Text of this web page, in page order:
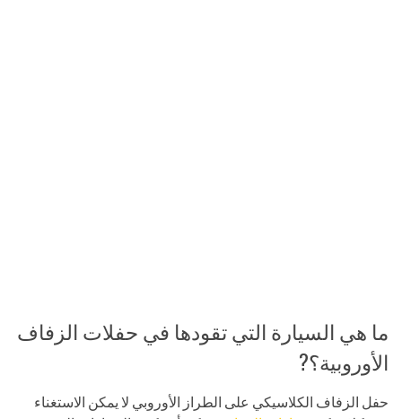
ما هي السيارة التي تقودها في حفلات الزفاف
الأوروبية؟?
حفل الزفاف الكلاسيكي على الطراز الأوروبي لا يمكن الاستغناء